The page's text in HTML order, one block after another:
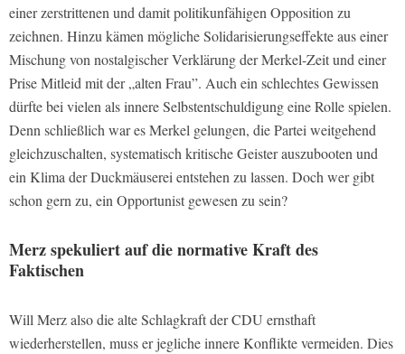
einer zerstrittenen und damit politikunfähigen Opposition zu
zeichnen. Hinzu kämen mögliche Solidarisierungseffekte aus einer
Mischung von nostalgischer Verklärung der Merkel-Zeit und einer
Prise Mitleid mit der „alten Frau”. Auch ein schlechtes Gewissen
dürfte bei vielen als innere Selbstentschuldigung eine Rolle spielen.
Denn schließlich war es Merkel gelungen, die Partei weitgehend
gleichzuschalten, systematisch kritische Geister auszubooten und
ein Klima der Duckmäuserei entstehen zu lassen. Doch wer gibt
schon gern zu, ein Opportunist gewesen zu sein?
Merz spekuliert auf die normative Kraft des
Faktischen
Will Merz also die alte Schlagkraft der CDU ernsthaft
wiederherstellen, muss er jegliche innere Konflikte vermeiden. Dies